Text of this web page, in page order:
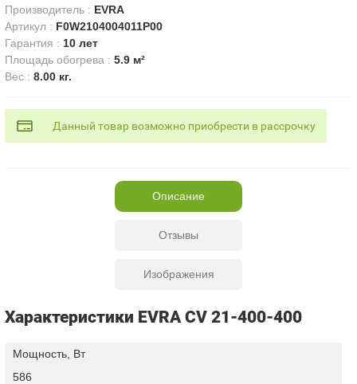
Производитель : EVRA
Артикул : F0W2104004011P00
Гарантия : 10 лет
Площадь обогрева :5.9 м²
Вес :8.00 кг.
Данный товар возможно приобрести в рассрочку
Описание
Отзывы
Изображения
Характеристики EVRA CV 21-400-400
Мощность, Вт
586